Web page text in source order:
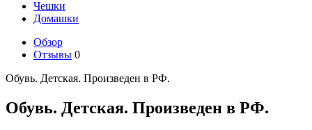
Чешки
Домашки
Обзор
Отзывы 0
Обувь. Детская. Произведен в РФ.
Обувь. Детская. Произведен в РФ.